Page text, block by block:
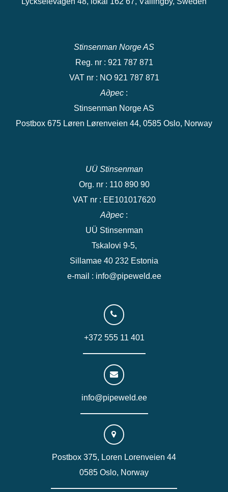
Stinsenman Norge AS
Reg. nr : 921 787 871
VAT nr : NO 921 787 871
Адрес :
Stinsenman Norge AS
Postbox 675 Løren Lørenveien 44, 0585 Oslo, Norway
UÜ Stinsenman
Org. nr : 110 890 90
VAT nr : EE101017620
Адрес :
UÜ Stinsenman
Tskalovi 9-5,
Sillamae 40 232 Estonia
e-mail : info@pipeweld.ee
+372 555 11 401
info@pipeweld.ee
Postbox 375, Loren Lorenveien 44
0585 Oslo, Norway